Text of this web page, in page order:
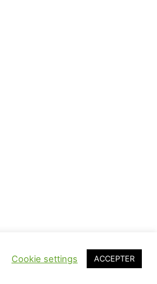
Cookie settings ACCEPTER